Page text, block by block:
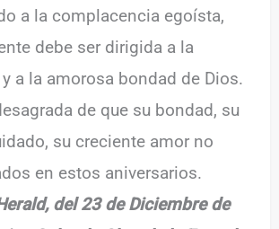
a la complacencia egoísta,
debe ser dirigida a la
a la amorosa bondad de Dios.
de que su bondad, su
su creciente amor no
en estos aniversarios.
del 23 de Diciembre de